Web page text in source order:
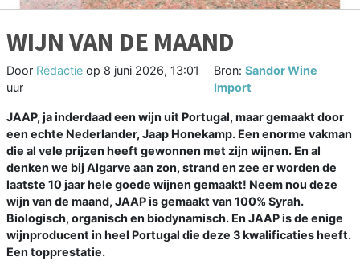
WIJN VAN DE MAAND
Door Redactie op 8 juni 2026, 13:01
uur
Bron: Sandor Wine
Import
JAAP, ja inderdaad een wijn uit Portugal, maar gemaakt door
een echte Nederlander, Jaap Honekamp. Een enorme vakman
die al vele prijzen heeft gewonnen met zijn wijnen. En al
denken we bij Algarve aan zon, strand en zee er worden de
laatste 10 jaar hele goede wijnen gemaakt! Neem nou deze
wijn van de maand, JAAP is gemaakt van 100% Syrah.
Biologisch, organisch en biodynamisch. En JAAP is de enige
wijnproducent in heel Portugal die deze 3 kwalificaties heeft.
Een topprestatie.